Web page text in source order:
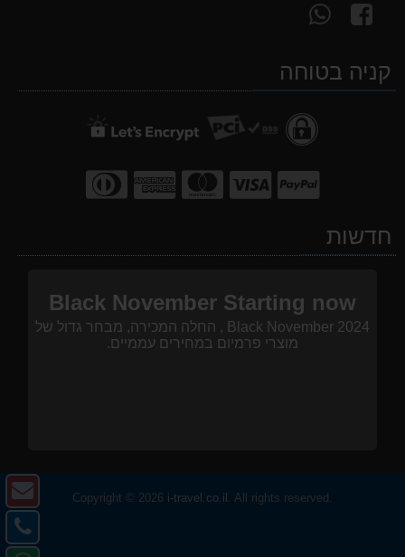
עקוב
אחרינו
facebook
WhatsAppקניה בטוחה
חדשות
Black November Starting now
Black November 2024 , החלה המכירה, מבחר גדול של
מוצרי פרמיום במחירים עממיים.
Copyright © 2026 i-travel.co.il . All rights reserved.
-